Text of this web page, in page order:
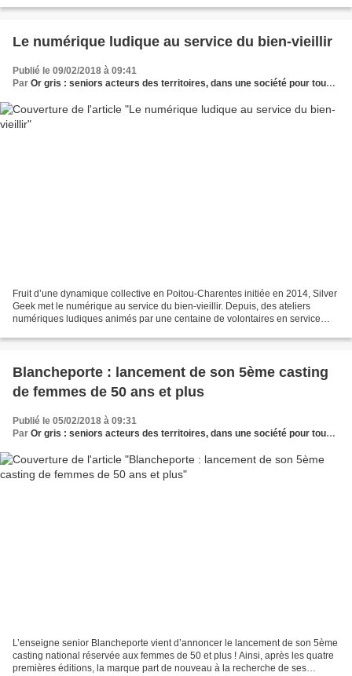
Le numérique ludique au service du bien-vieillir
Publié le 09/02/2018 à 09:41
Par Or gris : seniors acteurs des territoires, dans une société pour tous les âges
Fruit d’une dynamique collective en Poitou-Charentes initiée en 2014, Silver
Geek met le numérique au service du bien-vieillir. Depuis, des ateliers
numériques ludiques animés par une centaine de volontaires en service
Blancheporte : lancement de son 5ème casting
de femmes de 50 ans et plus
Publié le 05/02/2018 à 09:31
Par Or gris : seniors acteurs des territoires, dans une société pour tous les âges
L’enseigne senior Blancheporte vient d’annoncer le lancement de son 5ème
casting national réservée aux femmes de 50 et plus ! Ainsi, après les quatre
premières éditions, la marque part de nouveau à la recherche de ses